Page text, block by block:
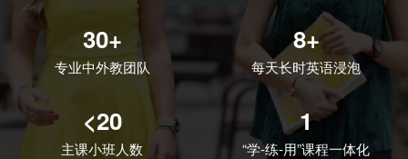
30+
专业中外教团队
8+
每天长时英语浸泡
<20
主课小班人数
1
“学-练-用”课程一体化